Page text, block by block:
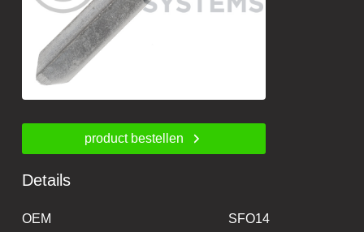
product bestellen
Details
OEM
SFO14